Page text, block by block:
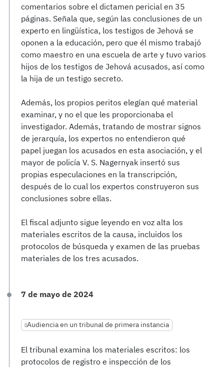
comentarios sobre el dictamen pericial en 35
páginas. Señala que, según las conclusiones de un
experto en lingüística, los testigos de Jehová se
oponen a la educación, pero que él mismo trabajó
como maestro en una escuela de arte y tuvo varios
hijos de los testigos de Jehová acusados, así como
la hija de un testigo secreto.
Además, los propios peritos elegían qué material
examinar, y no el que les proporcionaba el
investigador. Además, tratando de mostrar signos
de jerarquía, los expertos no entendieron qué
papel juegan los acusados en esta asociación, y el
mayor de policía V. S. Nagernyak insertó sus
propias especulaciones en la transcripción,
después de lo cual los expertos construyeron sus
conclusiones sobre ellas.
El fiscal adjunto sigue leyendo en voz alta los
materiales escritos de la causa, incluidos los
protocolos de búsqueda y examen de las pruebas
materiales de los tres acusados.
7 de mayo de 2024
Audiencia en un tribunal de primera instancia
El tribunal examina los materiales escritos: los
protocolos de registro e inspección de los